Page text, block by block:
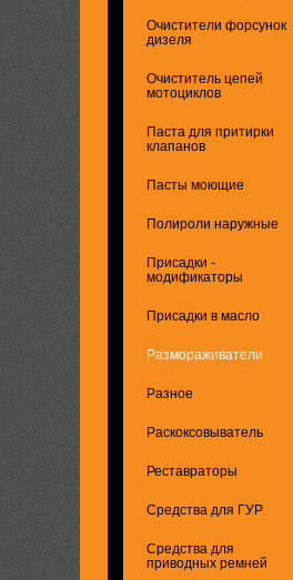
Очистители форсунок
дизеля
Очиститель цепей
мотоциклов
Паста для притирки
клапанов
Пасты моющие
Полироли наружные
Присадки -
модификаторы
Присадки в масло
Размораживатели
Разное
Раскоксовыватель
Реставраторы
Средства для ГУР
Средства для
приводных ремней